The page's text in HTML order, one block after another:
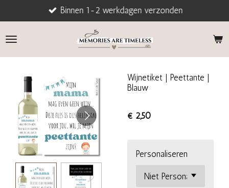
direct
naar
Binnen 1-2 werkdagen verzonden
Wijnetiket | Peettante |
Blauw
€ 2,50
Personaliseren